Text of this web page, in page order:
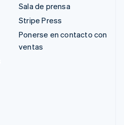
Sala de prensa
Stripe Press
Ponerse en contacto con
ventas